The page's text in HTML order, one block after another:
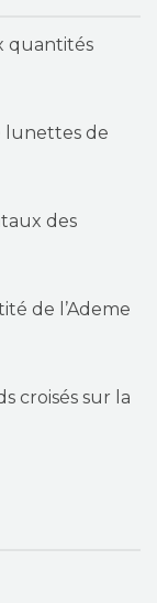
quantités
lunettes de
des
de l’Ademe
croisés sur la